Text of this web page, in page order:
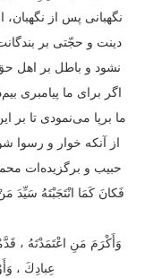
نگهبانی پس از نگهبان،
دینت و حجّتی بر
نشود و باطل بر اهل
اگر برای ما پیامبری
ما برپا می‌نمودی تا بر
از آنکه خوار و رسوا
حبیب و برگزیده‌ات
فَكانَ كَمَا انْتَجَبْتَهُ سَيِّدَ
وَأَكْرَمَ مَنِ اعْتَمَدْتَهُ ،
عِبادِكَ ،